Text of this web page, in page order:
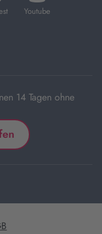
Youtube
in
14 Tagen ohne